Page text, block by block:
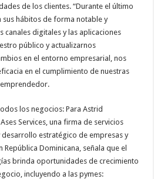
de los clientes. “Durante el último
sus hábitos de forma notable y
canales digitales y las aplicaciones
público y actualizarnos
en el entorno empresarial, nos
en el cumplimiento de nuestras
emprendedor.
los negocios: Para Astrid
Services, una firma de servicios
estratégico de empresas y
Dominicana, señala que el
brinda oportunidades de crecimiento
incluyendo a las pymes: